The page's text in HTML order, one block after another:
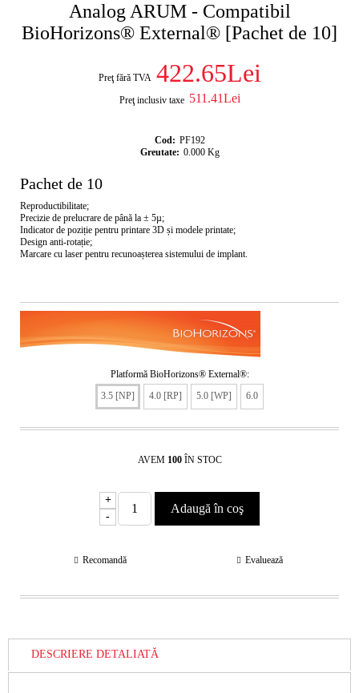
Analog ARUM - Compatibil
BioHorizons® External® [Pachet de 10]
Preţ fără TVA 422.65Lei
Preţ inclusiv taxe 511.41Lei
Cod: PF192
Greutate: 0.000 Kg
Pachet de 10
Reproductibilitate;
Precizie de prelucrare de până la ± 5µ;
Indicator de poziție pentru printare 3D și modele printate;
Design anti-rotație;
Marcare cu laser pentru recunoașterea sistemului de implant.
Platformă BioHorizons® External®:
3.5 [NP]
4.0 [RP] 5.0 [WP] 6.0
AVEM 100 ÎN STOC
+
-
Recomandă Evaluează
DESCRIERE DETALIATĂ